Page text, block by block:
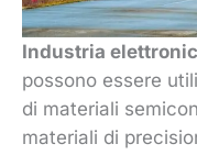
Industria
possono essere
di materiali
materiali di